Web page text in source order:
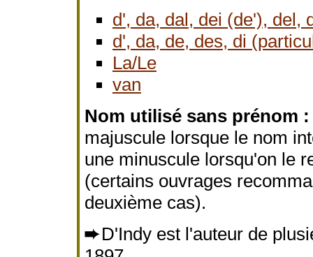
d', da, dal, dei (de'), del,
d', da, de, des, di
La/Le
van
Nom utilisé sans prénom :
majuscule lorsque le nom
une minuscule lorsqu'on le
(certains ouvrages
deuxième cas).
➨D'Indy est l'auteur de